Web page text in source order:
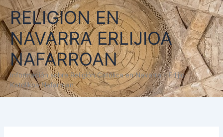
Ir
al
contenido
RELIGION EN
NAVARRA ERLIJIOA
NAFARROAN
Información sobre Religión Católica en Navarra - Erlijio
Katolikoa Nafarroan